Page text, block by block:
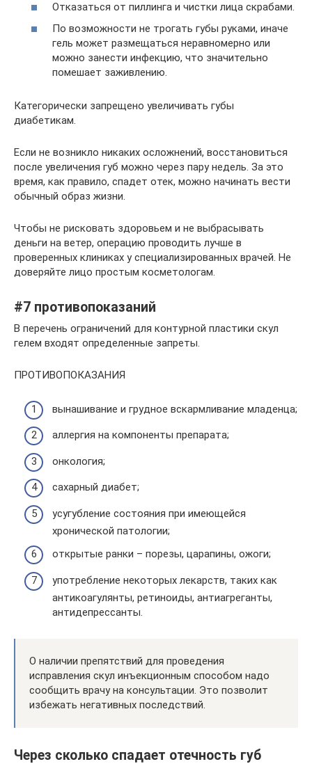
Отказаться от пиллинга и чистки лица скрабами.
По возможности не трогать губы руками, иначе
гель может размещаться неравномерно или
можно занести инфекцию, что значительно
помешает заживлению.
Категорически запрещено увеличивать губы
диабетикам.
Если не возникло никаких осложнений, восстановиться
после увеличения губ можно через пару недель. За это
время, как правило, спадет отек, можно начинать вести
обычный образ жизни.
Чтобы не рисковать здоровьем и не выбрасывать
деньги на ветер, операцию проводить лучше в
проверенных клиниках у специализированных врачей. Не
доверяйте лицо простым косметологам.
#7 противопоказаний
В перечень ограничений для контурной пластики скул
гелем входят определенные запреты.
ПРОТИВОПОКАЗАНИЯ
вынашивание и грудное вскармливание младенца;
аллергия на компоненты препарата;
онкология;
сахарный диабет;
усугубление состояния при имеющейся
хронической патологии;
открытые ранки – порезы, царапины, ожоги;
употребление некоторых лекарств, таких как
антикоагулянты, ретиноиды, антиагреганты,
антидепрессанты.
О наличии препятствий для проведения
исправления скул инъекционным способом надо
сообщить врачу на консультации. Это позволит
избежать негативных последствий.
Через сколько спадает отечность губ